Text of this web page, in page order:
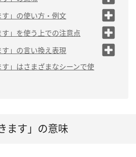
」正しい敬語？ 目上の人に使
の違いは？
す」の使い方・例文
ていただきます」
、駅まで送らせていただき
を贈らせていただきます」
す」を使う上での注意点
現
す」は不適切な
す」の言い換え表現
す」はさまざまなシーンで使
ます」の意味